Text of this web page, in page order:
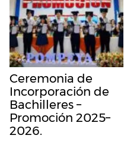
Ceremonia de
Incorporación de
Bachilleres –
Promoción 2025–
2026.